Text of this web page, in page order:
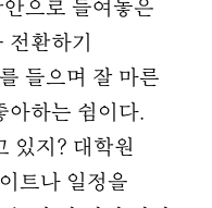
으로 들여놓은
환하기
들으며 잘 마른
아하는 쉼이다.
있지? 대학원
트나 일정을